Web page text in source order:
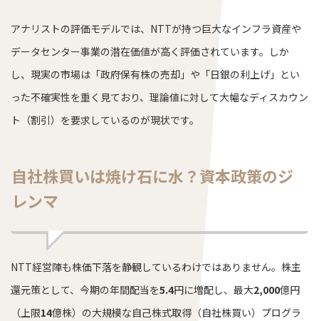
アナリストの評価モデルでは、NTTが持つ巨大なインフラ資産や
データセンター事業の潜在価値が高く評価されています。しか
し、現実の市場は「政府保有株の売却」や「日銀の利上げ」とい
った不確実性を重く見ており、理論値に対して大幅なディスカウン
ト（割引）を要求しているのが現状です。
自社株買いは焼け石に水？資本政策のジ
レンマ
NTT経営陣も株価下落を静観しているわけではありません。株主
還元策として、今期の年間配当を5.4円に増配し、最大2,000億円
（上限14億株）の大規模な自己株式取得（自社株買い）プログラ